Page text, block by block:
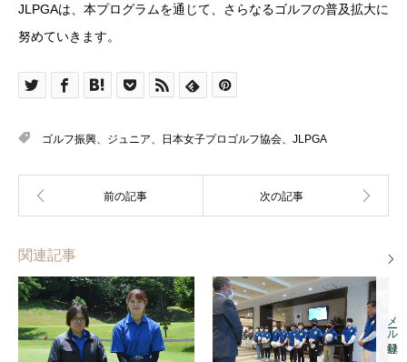
JLPGAは、本プログラムを通じて、さらなるゴルフの普及拡大に
努めていきます。
ゴルフ振興、ジュニア、日本女子プロゴルフ協会、JLPGA
関連記事
メール登録